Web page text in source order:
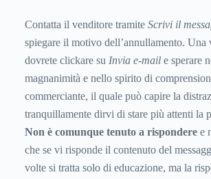
Contatta il venditore tramite Scrivi il
spiegare il motivo dell’annullamento. Una
dovrete clickare su Invia e-mail e sperare
magnanimità e nello spirito di
commerciante, il quale può capire la
tranquillamente dirvi di stare più attenti la
Non è comunque tenuto a rispondere e
che se vi risponde il contenuto del
volte si tratta solo di educazione, ma la